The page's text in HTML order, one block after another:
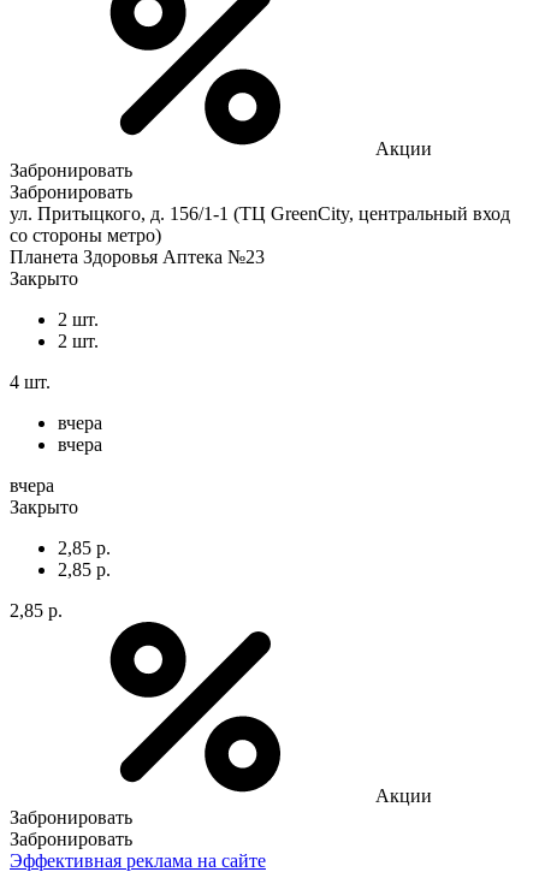
Акции
Забронировать
Забронировать
ул. Притыцкого, д. 156/1-1 (ТЦ GreenCity, центральный вход
со стороны метро)
Планета Здоровья Аптека №23
Закрыто
2 шт.
2 шт.
4 шт.
вчера
вчера
вчера
Закрыто
2,85 р.
2,85 р.
2,85 р.
Акции
Забронировать
Забронировать
Эффективная реклама на сайте